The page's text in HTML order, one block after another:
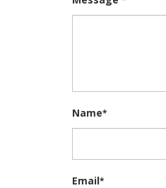
Name*
Email*